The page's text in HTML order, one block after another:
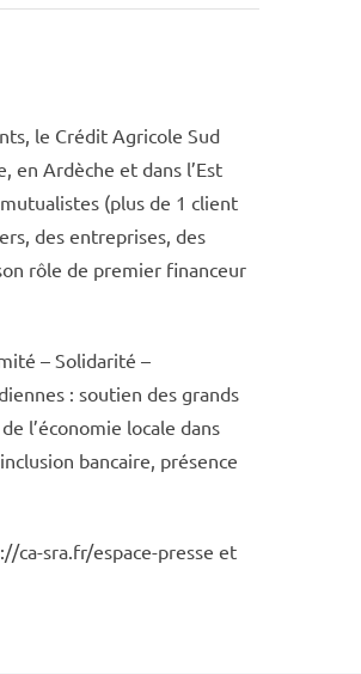
le Crédit Agricole Sud
en Ardèche et dans l’Est
(plus de 1 client
des entreprises, des
rôle de premier financeur
– Solidarité –
: soutien des grands
l’économie locale dans
bancaire, présence
ca-sra.fr/espace-presse et